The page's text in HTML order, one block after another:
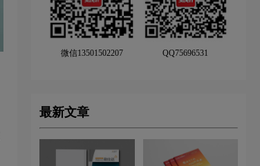
微信13501502207 QQ75696531
最新文章